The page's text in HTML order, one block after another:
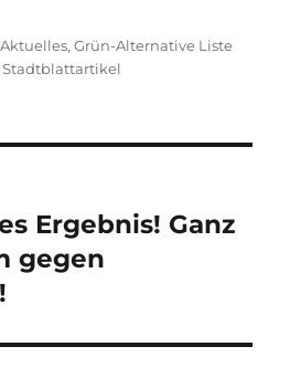
Kategorien
Aktuelles,Grün-Alternative Liste
Stadtblattartikel
Ergebnis! Ganz
gegen